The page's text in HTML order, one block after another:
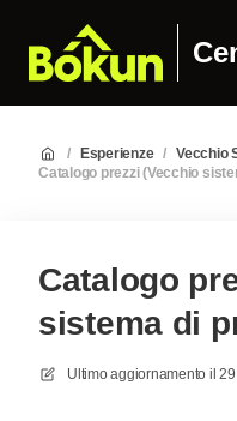
/ Esperienze / Vecchio
Catalogo prezzi (Vecchio
Catalogo
sistema di
Ultimo aggiornamento il